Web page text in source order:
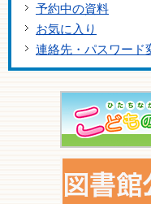
予約中の資料
お気に入り
連絡先・パスワード